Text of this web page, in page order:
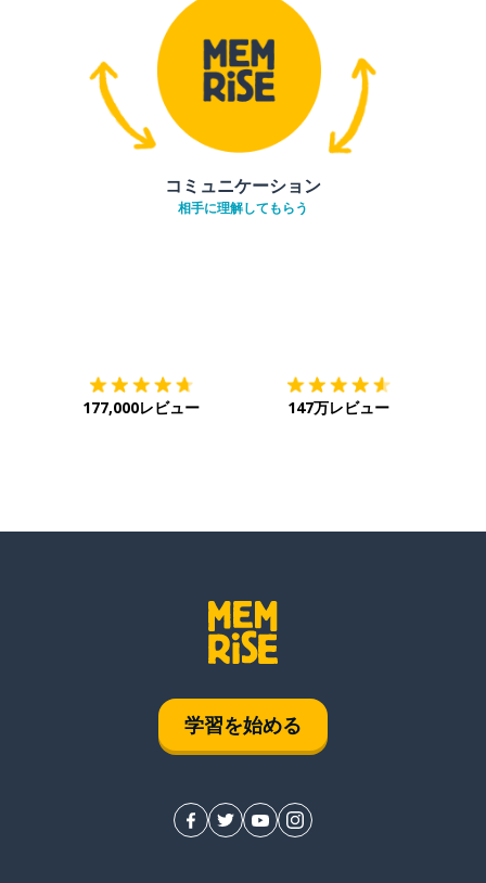
コミュニケーション
相手に理解してもらう
177,000レビュー 147万レビュー
学習を始める